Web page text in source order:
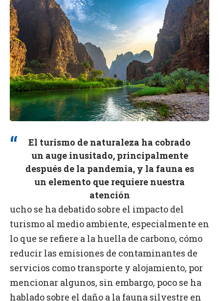
El turismo de naturaleza ha cobrado
un auge inusitado, principalmente
después de la pandemia, y la fauna es
un elemento que requiere nuestra
atención
ucho se ha debatido sobre el impacto del
turismo al medio ambiente, especialmente en
lo que se refiere a la huella de carbono, cómo
reducir las emisiones de contaminantes de
servicios como transporte y alojamiento, por
mencionar algunos, sin embargo, poco se ha
hablado sobre el daño a la fauna silvestre en